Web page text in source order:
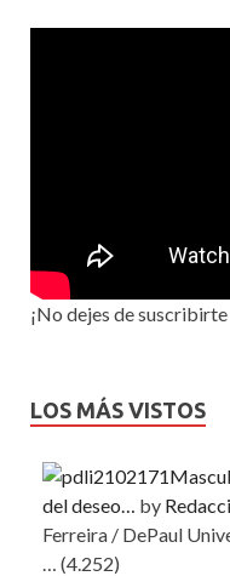
¡No dejes de
LOS MÁS VISTOS
del deseo…
by
Ferreira / DePaul
(4.252)